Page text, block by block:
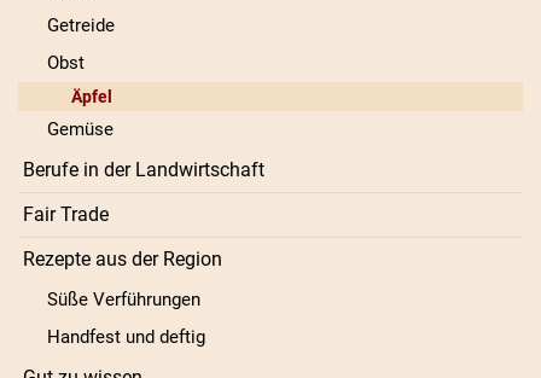
Getreide
Obst
Äpfel
Gemüse
Berufe in der Landwirtschaft
Fair Trade
Rezepte aus der Region
Süße Verführungen
Handfest und deftig